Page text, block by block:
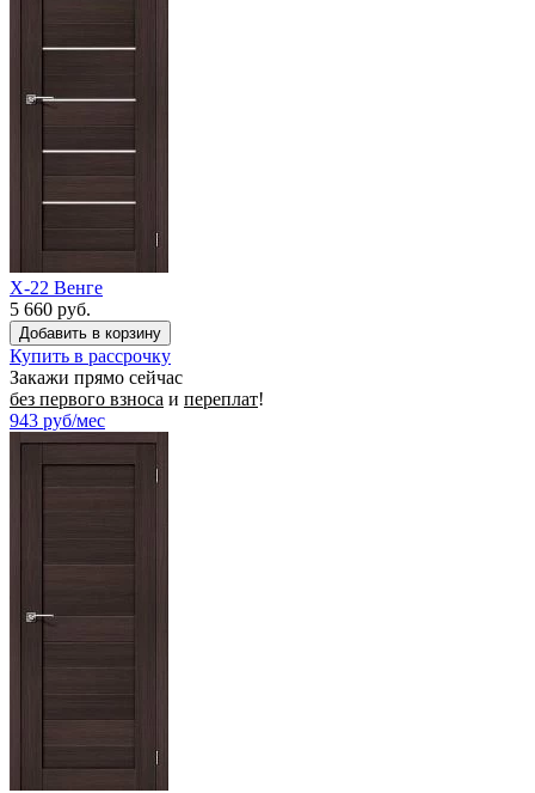
X-22 Венге
5 660 руб.
Купить в рассрочку
Закажи прямо сейчас
без первого взноса и переплат!
943 руб/мес